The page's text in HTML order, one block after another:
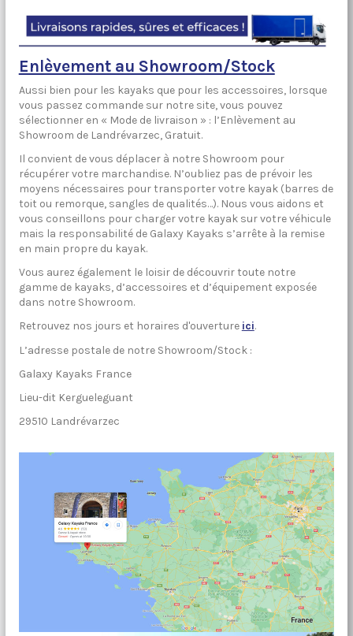
Enlèvement au Showroom/Stock
Aussi bien pour les kayaks que pour les accessoires, lorsque
vous passez commande sur notre site, vous pouvez
sélectionner en « Mode de livraison » : l’Enlèvement au
Showroom de Landrévarzec, Gratuit.
Il convient de vous déplacer à notre Showroom pour
récupérer votre marchandise. N’oubliez pas de prévoir les
moyens nécessaires pour transporter votre kayak (barres de
toit ou remorque, sangles de qualités…). Nous vous aidons et
vous conseillons pour charger votre kayak sur votre véhicule
mais la responsabilité de Galaxy Kayaks s’arrête à la remise
en main propre du kayak.
Vous aurez également le loisir de découvrir toute notre
gamme de kayaks, d’accessoires et d’équipement exposée
dans notre Showroom.
Retrouvez nos jours et horaires d'ouverture ici.
L’adresse postale de notre Showroom/Stock :
Galaxy Kayaks France
Lieu-dit Kergueleguant
29510 Landrévarzec